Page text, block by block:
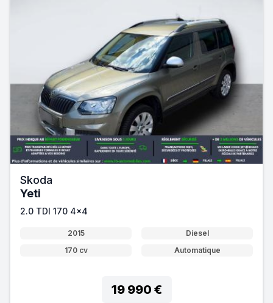
Skoda
Yeti
2.0 TDI 170 4x4
2015
Diesel
170 cv
Automatique
19 990 €